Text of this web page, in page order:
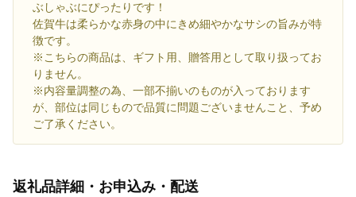
ぶしゃぶにぴったりです！
佐賀牛は柔らかな赤身の中にきめ細やかなサシの旨みが特
徴です。
※こちらの商品は、ギフト用、贈答用として取り扱ってお
りません。
※内容量調整の為、一部不揃いのものが入っております
が、部位は同じもので品質に問題ございませんこと、予め
ご了承ください。
返礼品詳細・お申込み・配送